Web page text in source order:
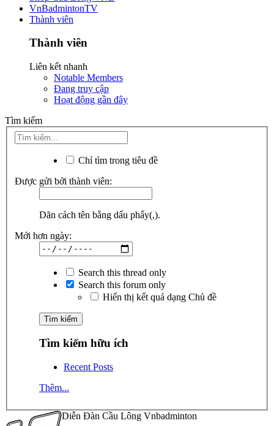
VnBadmintonTV
Thành viên
Thành viên
Liên kết nhanh
Notable Members
Đang truy cập
Hoạt động gần đây
Tìm kiếm
Chỉ tìm trong tiêu đề
Được gửi bởi thành viên:
Dãn cách tên bằng dấu phẩy(,).
Mới hơn ngày:
Search this thread only
Search this forum only
Hiển thị kết quả dạng Chủ đề
Tìm kiếm hữu ích
Recent Posts
Thêm...
Diễn Đàn Cầu Lông Vnbadminton